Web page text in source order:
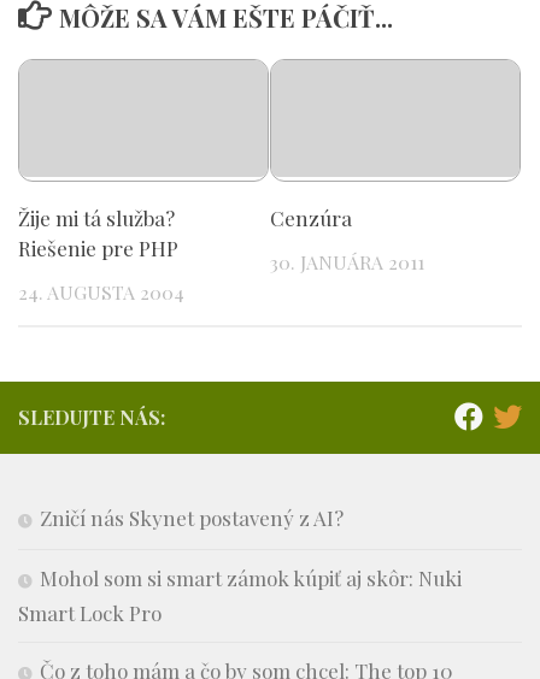
MÔŽE SA VÁM EŠTE PÁČIŤ...
Žije mi tá služba?
Riešenie pre PHP
24. AUGUSTA 2004
Cenzúra
30. JANUÁRA 2011
SLEDUJTE NÁS:
Zničí nás Skynet postavený z AI?
Mohol som si smart zámok kúpiť aj skôr: Nuki
Smart Lock Pro
Čo z toho mám a čo by som chcel: The top 10